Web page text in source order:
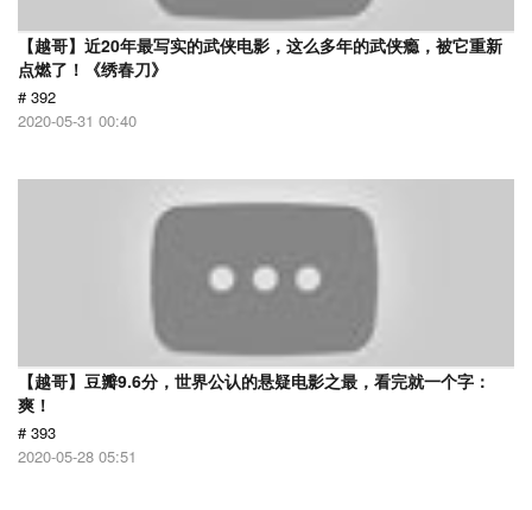
【越哥】近20年最写实的武侠电影，这么多年的武侠瘾，被它重新
点燃了！《绣春刀》
# 392
2020-05-31 00:40
【越哥】豆瓣9.6分，世界公认的悬疑电影之最，看完就一个字：
爽！
# 393
2020-05-28 05:51